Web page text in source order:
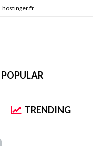
hostinger.fr
POPULAR
TRENDING